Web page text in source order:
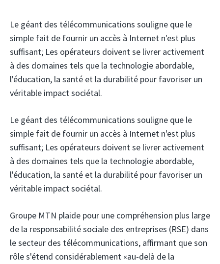
Le géant des télécommunications souligne que le
simple fait de fournir un accès à Internet n'est plus
suffisant; Les opérateurs doivent se livrer activement
à des domaines tels que la technologie abordable,
l'éducation, la santé et la durabilité pour favoriser un
véritable impact sociétal.
Le géant des télécommunications souligne que le
simple fait de fournir un accès à Internet n'est plus
suffisant; Les opérateurs doivent se livrer activement
à des domaines tels que la technologie abordable,
l'éducation, la santé et la durabilité pour favoriser un
véritable impact sociétal.
Groupe MTN plaide pour une compréhension plus large
de la responsabilité sociale des entreprises (RSE) dans
le secteur des télécommunications, affirmant que son
rôle s'étend considérablement «au-delà de la